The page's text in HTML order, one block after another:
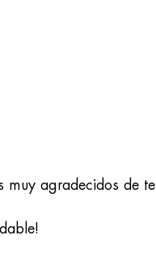
muy agradecidos de